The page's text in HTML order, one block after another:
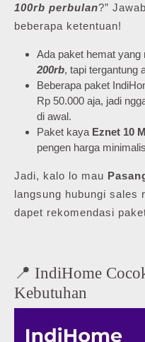
100rb perbulan?”
beberapa ketentuan!
Ada paket hemat yang
200rb, tapi tergantung
Beberapa paket
Rp 50.000 aja, jadi
di awal.
Paket kaya Eznet 10
pengen harga
Jadi, kalo lo mau
langsung hubungi sales
dapet rekomendasi
📍 IndiHome
Kebutuhan